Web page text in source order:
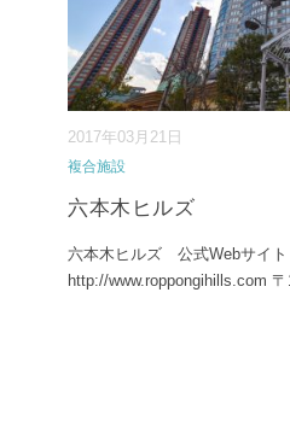
2017年03月21日
複合施設
六本木ヒルズ
六本木ヒルズ 公式Webサイト
http://www.roppongihills.com